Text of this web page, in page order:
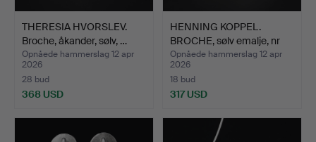
THERESIA HVORSLEV.
Broche, åkander, sølv, …
Opnåede hammerslag 12 apr
2026
28 bud
368 USD
HENNING KOPPEL.
BROCHE, sølv emalje, nr
31…
Opnåede hammerslag 12 apr
2026
18 bud
317 USD